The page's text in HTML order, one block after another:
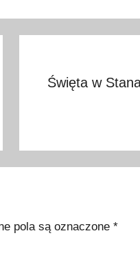
Święta w
pola są oznaczone *